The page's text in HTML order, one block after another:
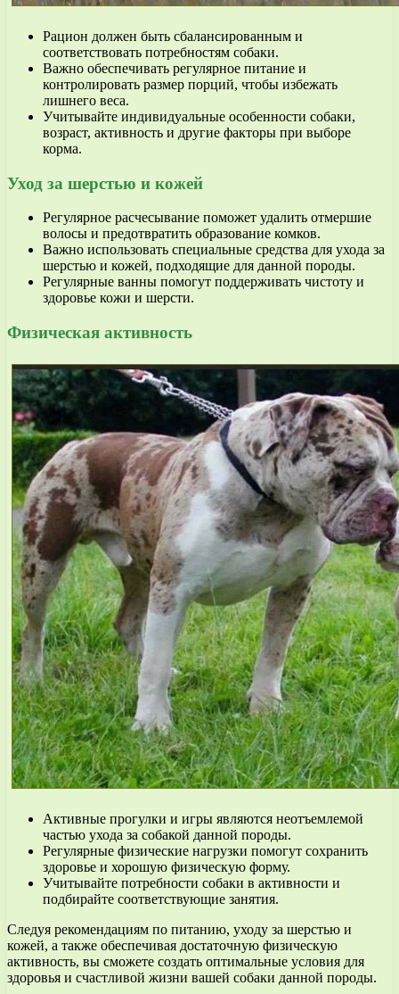
Рацион должен быть сбалансированным и
соответствовать потребностям собаки.
Важно обеспечивать регулярное питание и
контролировать размер порций, чтобы избежать
лишнего веса.
Учитывайте индивидуальные особенности собаки,
возраст, активность и другие факторы при выборе
корма.
Уход за шерстью и кожей
Регулярное расчесывание поможет удалить отмершие
волосы и предотвратить образование комков.
Важно использовать специальные средства для ухода за
шерстью и кожей, подходящие для данной породы.
Регулярные ванны помогут поддерживать чистоту и
здоровье кожи и шерсти.
Физическая активность
Активные прогулки и игры являются неотъемлемой
частью ухода за собакой данной породы.
Регулярные физические нагрузки помогут сохранить
здоровье и хорошую физическую форму.
Учитывайте потребности собаки в активности и
подбирайте соответствующие занятия.
Следуя рекомендациям по питанию, уходу за шерстью и
кожей, а также обеспечивая достаточную физическую
активность, вы сможете создать оптимальные условия для
здоровья и счастливой жизни вашей собаки данной породы.